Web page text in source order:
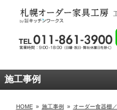
施工事例
HOME» 施工事例 » オーダー食器棚